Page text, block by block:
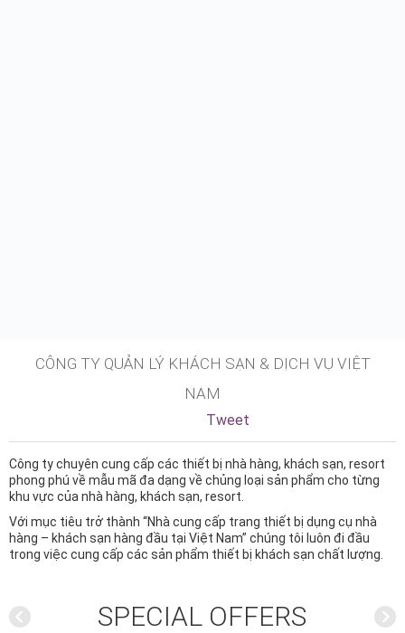
CÔNG TY QUẢN LÝ KHÁCH SẠN & DỊCH VỤ VIỆT
NAM
Tweet
Công ty chuyên cung cấp các thiết bị nhà hàng, khách sạn, resort
phong phú về mẫu mã đa dạng về chủng loại sản phẩm cho từng
khu vực của nhà hàng, khách sạn, resort.
Với mục tiêu trở thành “Nhà cung cấp trang thiết bị dụng cụ nhà
hàng – khách sạn hàng đầu tại Việt Nam” chúng tôi luôn đi đầu
trong việc cung cấp các sản phẩm thiết bị khách sạn chất lượng.
SPECIAL OFFERS